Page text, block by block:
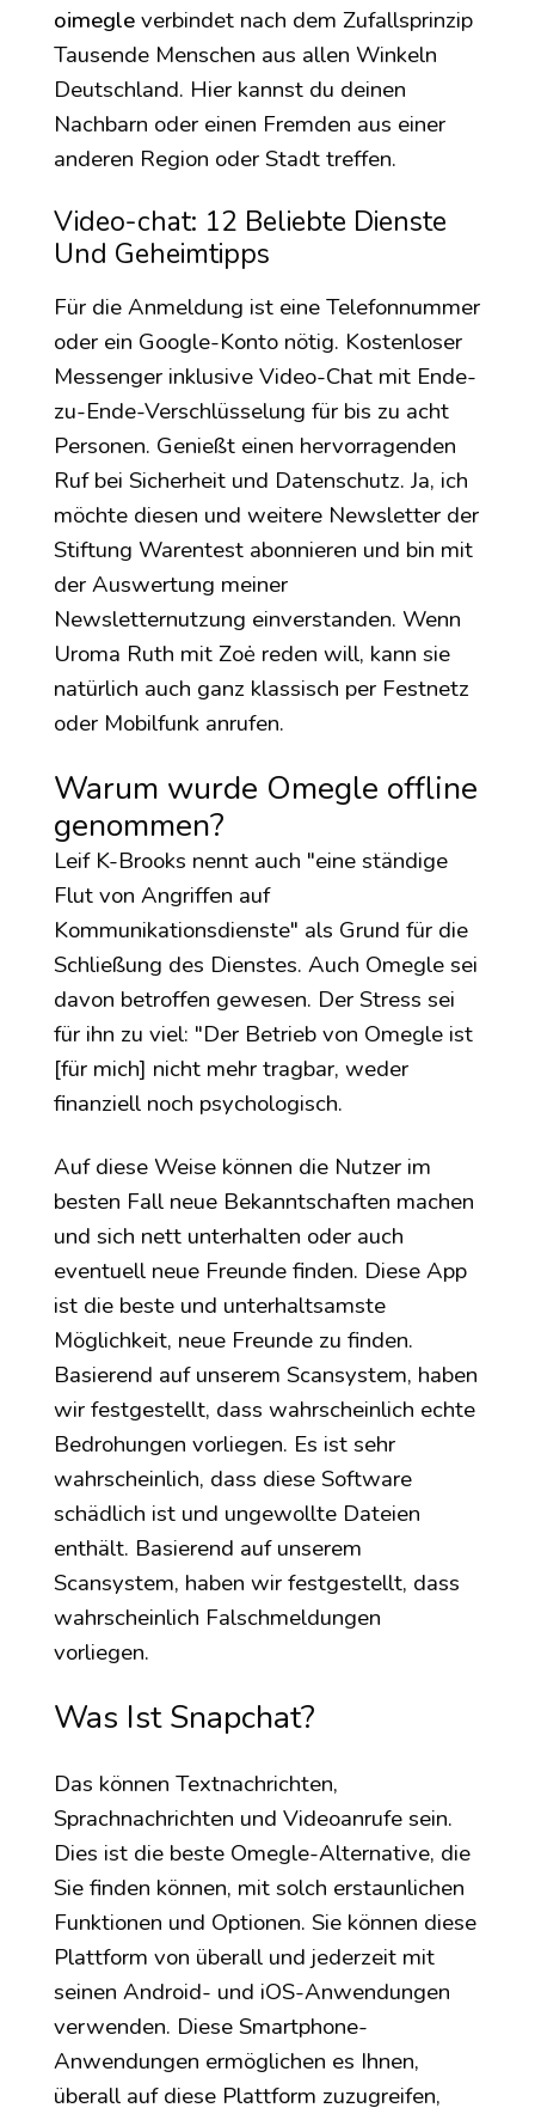
oimegleverbindet nach dem Zufallsprinzip
Tausende Menschen aus allen Winkeln
Deutschland. Hier kannst du deinen
Nachbarn oder einen Fremden aus einer
anderen Region oder Stadt treffen.
Video-chat: 12 Beliebte Dienste
Und Geheimtipps
Für die Anmeldung ist eine Telefonnummer
oder ein Google-Konto nötig. Kostenloser
Messenger inklusive Video-Chat mit Ende-
zu-Ende-Verschlüsselung für bis zu acht
Personen. Genießt einen hervorragenden
Ruf bei Sicherheit und Datenschutz. Ja, ich
möchte diesen und weitere Newsletter der
Stiftung Warentest abonnieren und bin mit
der Auswertung meiner
Newsletternutzung einverstanden. Wenn
Uroma Ruth mit Zoė reden will, kann sie
natürlich auch ganz klassisch per Fest­netz
oder Mobil­funk anrufen.
Warum wurde Omegle offline
genommen?
Leif K-Brooks nennt auch "eine ständige
Flut von Angriffen auf
Kommunikationsdienste" als Grund für die
Schließung des Dienstes. Auch Omegle sei
davon betroffen gewesen. Der Stress sei
für ihn zu viel: "Der Betrieb von Omegle ist
[für mich] nicht mehr tragbar, weder
finanziell noch psychologisch.
Auf diese Weise können die Nutzer im
besten Fall neue Bekanntschaften machen
und sich nett unterhalten oder auch
eventuell neue Freunde finden. Diese App
ist die beste und unterhaltsamste
Möglichkeit, neue Freunde zu finden.
Basierend auf unserem Scansystem, haben
wir festgestellt, dass wahrscheinlich echte
Bedrohungen vorliegen. Es ist sehr
wahrscheinlich, dass diese Software
schädlich ist und ungewollte Dateien
enthält. Basierend auf unserem
Scansystem, haben wir festgestellt, dass
wahrscheinlich Falschmeldungen
vorliegen.
Was Ist Snapchat?
Das können Textnachrichten,
Sprachnachrichten und Videoanrufe sein.
Dies ist die beste Omegle-Alternative, die
Sie finden können, mit solch erstaunlichen
Funktionen und Optionen. Sie können diese
Plattform von überall und jederzeit mit
seinen Android- und iOS-Anwendungen
verwenden. Diese Smartphone-
Anwendungen ermöglichen es Ihnen,
überall auf diese Plattform zuzugreifen,